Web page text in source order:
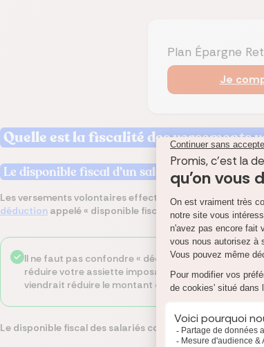
Plan Épargne
Je
Quelle est la fiscalité des versements
Le disponible fiscal d’un salarié
Les versements volontaires effectués sur un PER
déduction appelé « disponible fiscal ».
Il ne faut pas confondre « déduction d’impôt » et «
réduire votre assiette imposable, soit la base sur
viendrait réduire le montant de l’impôt.
Le disponible fiscal des salariés correspond ainsi à :